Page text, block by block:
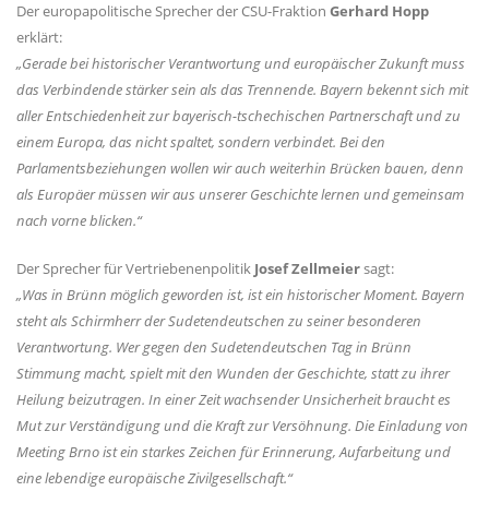
Der europapolitische Sprecher der CSU-Fraktion Gerhard Hopp
erklärt:
Gerade bei historischer Verantwortung und europäischer Zukunft muss
das Verbindende stärker sein als das Trennende. Bayern bekennt sich mit
aller Entschiedenheit zur bayerisch-tschechischen Partnerschaft und zu
einem Europa, das nicht spaltet, sondern verbindet. Bei den
Parlamentsbeziehungen wollen wir auch weiterhin Brücken bauen, denn
als Europäer müssen wir aus unserer Geschichte lernen und gemeinsam
nach vorne blicken.“
Der Sprecher für Vertriebenenpolitik Josef Zellmeiersagt:
Was in Brünn möglich geworden ist, ist ein historischer Moment. Bayern
steht als Schirmherr der Sudetendeutschen zu seiner besonderen
Verantwortung. Wer gegen den Sudetendeutschen Tag in Brünn
Stimmung macht, spielt mit den Wunden der Geschichte, statt zu ihrer
Heilung beizutragen. In einer Zeit wachsender Unsicherheit braucht es
Mut zur Verständigung und die Kraft zur Versöhnung. Die Einladung von
Meeting Brno ist ein starkes Zeichen für Erinnerung, Aufarbeitung und
eine lebendige europäische Zivilgesellschaft.“